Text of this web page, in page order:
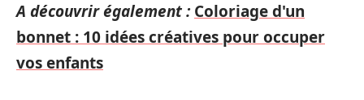
A découvrir également : Coloriage d'un
bonnet : 10 idées créatives pour occuper
vos enfants